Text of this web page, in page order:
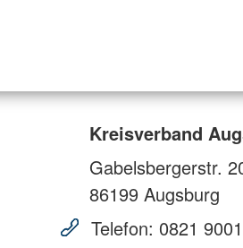
Kreisverband
Gabelsbergerstr.
86199 Augsburg
Telefon: 0821